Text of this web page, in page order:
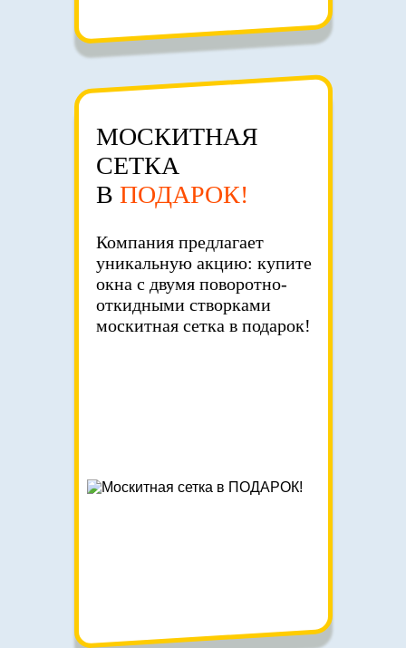
МОСКИТНАЯ
СЕТКА
В ПОДАРОК!
Компания предлагает
уникальную акцию: купите
окна с двумя поворотно-
откидными створками
москитная сетка в подарок!